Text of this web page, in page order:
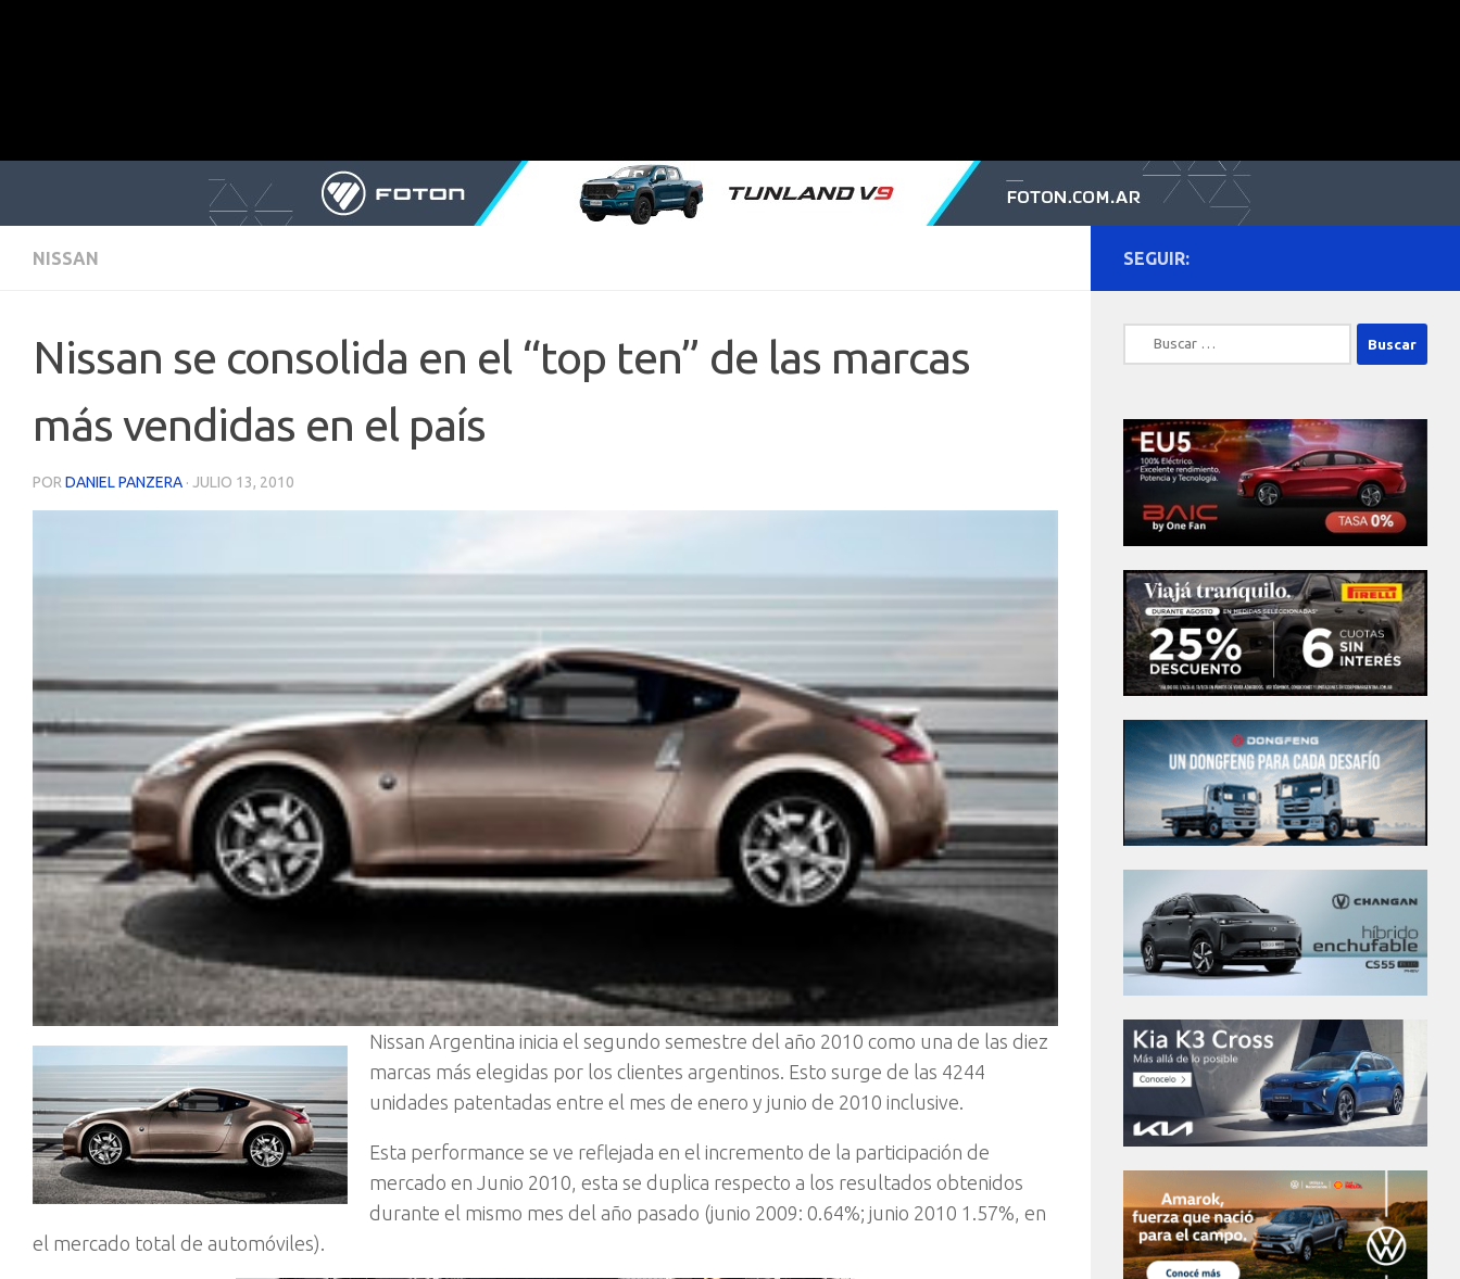
NISSAN
Nissan se consolida en el “top ten” de las marcas
más vendidas en el país
POR DANIEL PANZERA · JULIO 13, 2010
Nissan Argentina inicia el segundo semestre del año 2010 como una de las diez
marcas más elegidas por los clientes argentinos. Esto surge de las 4244
unidades patentadas entre el mes de enero y junio de 2010 inclusive.
Esta performance se ve reflejada en el incremento de la participación de
mercado en Junio 2010, esta se duplica respecto a los resultados obtenidos
durante el mismo mes del año pasado (junio 2009: 0.64%; junio 2010 1.57%, en
el mercado total de automóviles).
SEGUIR:
Buscar: